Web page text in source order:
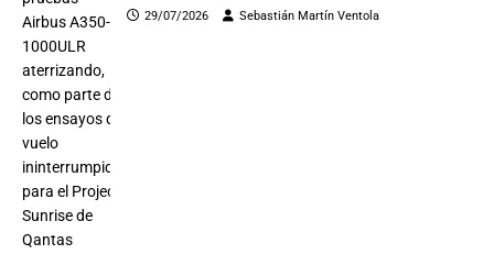
29/07/2026 Sebastián Martín Ventola